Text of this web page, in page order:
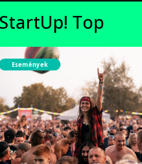
StartUp! Top
Események